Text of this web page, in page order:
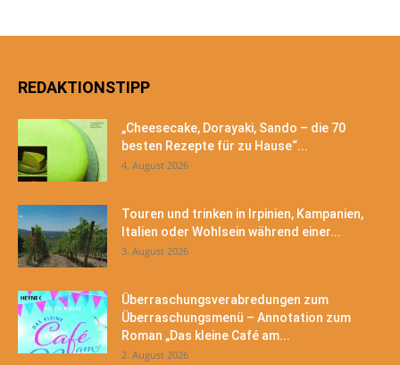
REDAKTIONSTIPP
„Cheesecake, Dorayaki, Sando – die 70
besten Rezepte für zu Hause“...
4. August 2026
Touren und trinken in Irpinien, Kampanien,
Italien oder Wohlsein während einer...
3. August 2026
Überraschungsverabredungen zum
Überraschungsmenü – Annotation zum
Roman „Das kleine Café am...
2. August 2026